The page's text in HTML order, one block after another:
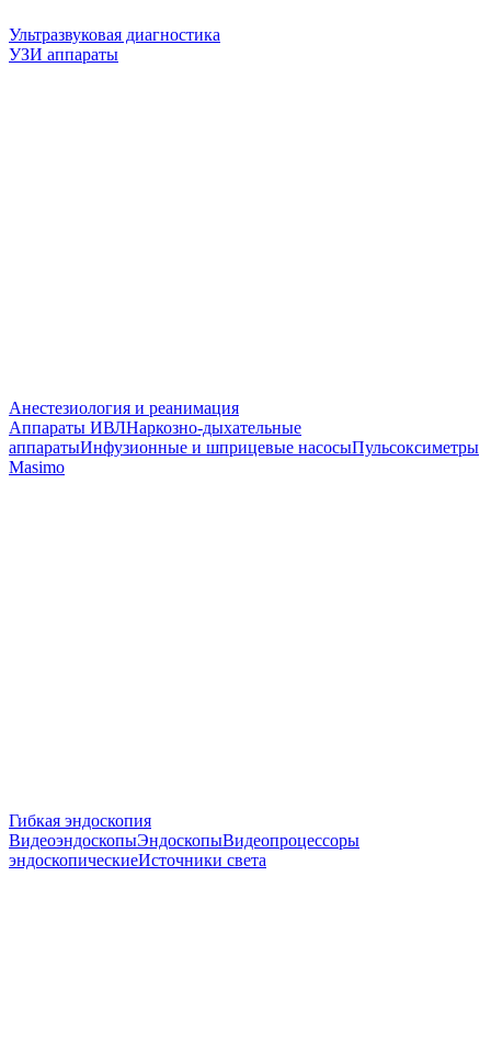
Ультразвуковая диагностика
УЗИ аппараты
Анестезиология и реанимация
Аппараты ИВЛНаркозно-дыхательные
аппаратыИнфузионные и шприцевые насосыПульсоксиметры
Masimo
Гибкая эндоскопия
ВидеоэндоскопыЭндоскопыВидеопроцессоры
эндоскопическиеИсточники света